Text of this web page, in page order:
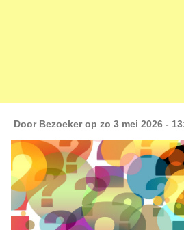
Door Bezoekerop zo 3 mei 2026 -